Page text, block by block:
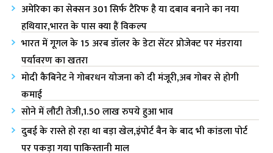
अमेरिका का सेक्सन 301 सिर्फ टैरिफ है या दबाव बनाने का नया
हथियार,भारत के पास क्या हैं विकल्प
भारत में गूगल के 15 अरब डॉलर के डेटा सेंटर प्रोजेक्ट पर मंडराया
पर्यावरण का खतरा
मोदी कैबिनेट ने गोबरधन योजना को दी मंजूरी,अब गोबर से होगी
कमाई
सोने में लौटी तेजी,1.50 लाख रुपये हुआ भाव
दुबई के रास्ते हो रहा था बड़ा खेल,इंपोर्ट बैन के बाद भी कांडला पोर्ट
पर पकड़ा गया पाकिस्तानी माल